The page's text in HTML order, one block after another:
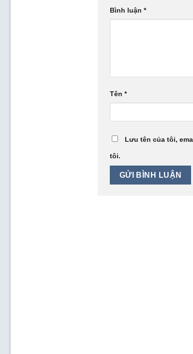
Bình luận *
Tên *
Lưu tên của tôi,
tôi.